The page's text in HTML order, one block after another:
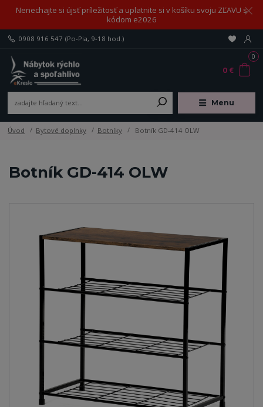
Nenechajte si újsť príležitosť a uplatnite si v košíku svoju ZĽAVU s
kódom e2026
Menu
0908 916 547 (Po-Pia, 9-18 hod.)
0
0 €
Úvod Bytové doplnky Botníky Botník GD-414 OLW
Botník GD-414 OLW